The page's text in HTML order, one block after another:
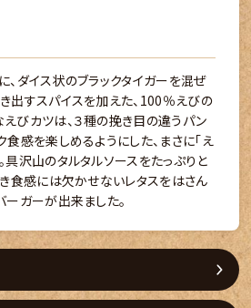
、ダイス状のブラックタイガーを混ぜ
出すスパイスを加えた、100％えびの
びカツは、３種の挽き目の違うパン
食感を楽しめるようにした、まさに「え
具沢山のタルタルソースをたっぷりと
き食感には欠かせないレタスをはさん
ーガーが出来ました。